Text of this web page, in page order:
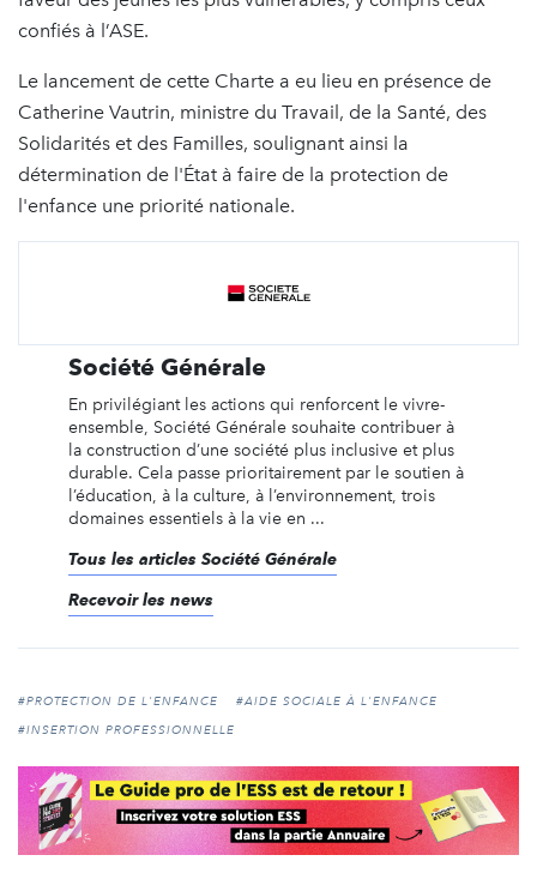
confiés à l’ASE.
Le lancement de cette Charte a eu lieu en présence de
Catherine Vautrin, ministre du Travail, de la Santé, des
Solidarités et des Familles, soulignant ainsi la
détermination de l'État à faire de la protection de
l'enfance une priorité nationale.
Société Générale
En privilégiant les actions qui renforcent le vivre-
ensemble, Société Générale souhaite contribuer à
la construction d’une société plus inclusive et plus
durable. Cela passe prioritairement par le soutien à
l’éducation, à la culture, à l’environnement, trois
domaines essentiels à la vie en ...
Tous les articles Société Générale
Recevoir les news
#PROTECTION DE L'ENFANCE
#AIDE SOCIALE À L'ENFANCE
#INSERTION PROFESSIONNELLE